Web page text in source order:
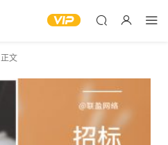
正文